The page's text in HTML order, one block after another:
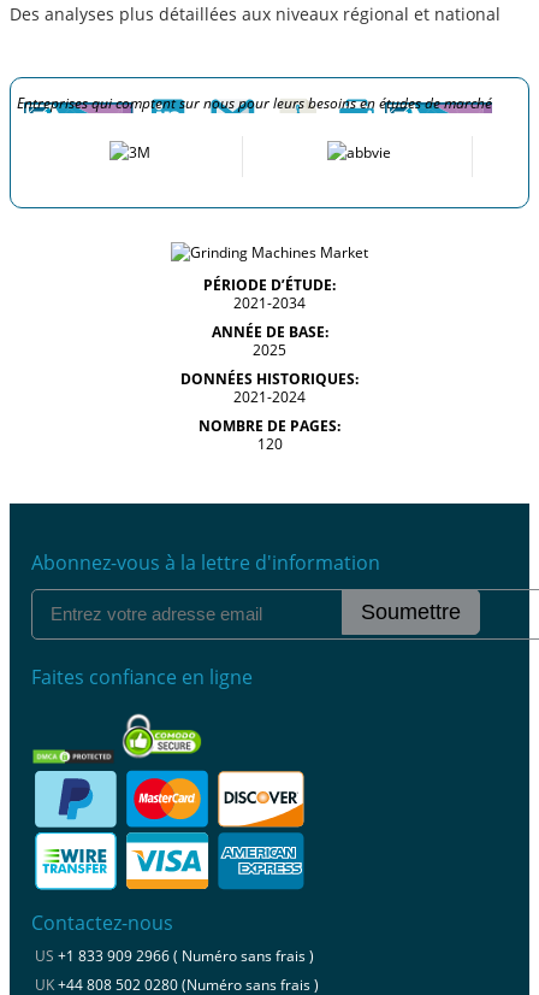
Des analyses plus détaillées aux niveaux régional et national
Entreprises qui comptent sur nous pour leurs besoins en études de marché
PÉRIODE D’ÉTUDE:
2021-2034
ANNÉE DE BASE:
2025
DONNÉES HISTORIQUES:
2021-2024
NOMBRE DE PAGES:
120
Abonnez-vous à la lettre d'information
Soumettre
Faites confiance en ligne
Contactez-nous
US +1 833 909 2966 ( Numéro sans frais )
UK+44 808 502 0280 (Numéro sans frais )